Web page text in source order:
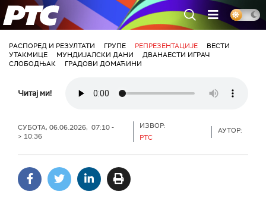
РТС
РАСПОРЕД И РЕЗУЛТАТИ ГРУПЕ РЕПРЕЗЕНТАЦИЈЕ
ВЕСТИ
УТАКМИЦЕ
МУНДИЈАЛСКИ ДАНИ
ДВАНАЕСТИ ИГРАЧ
СЛОБОДЊАК
ГРАДОВИ ДОМАЋИНИ
Читај ми!
СУБОТА, 06.06.2026, 07:10 -
> 10:36
ИЗВОР:
РТС
АУТОР: